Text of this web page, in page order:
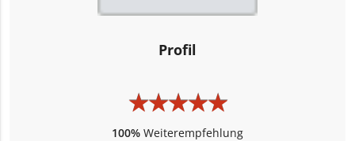
Profil
★★★★★
★★★★★
100% Weiterempfehlung